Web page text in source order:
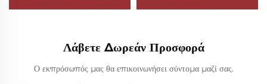
Λογότυπο Προσωποποίηση
Ψευδαργύρου
Λάβετε Δωρεάν Προσφορά
Ο εκπρόσωπός μας θα επικοινωνήσει σύντομα μαζί σας.